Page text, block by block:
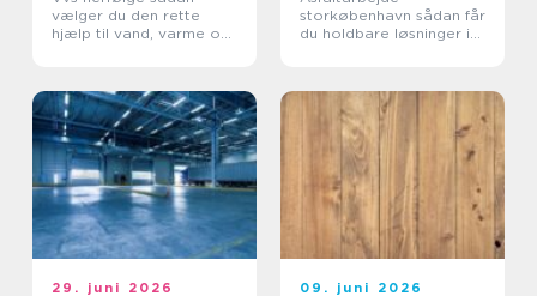
vælger du den rette
hjælp til vand, varme og
storkøbenhavn sådan får
du holdbare løsninger i
29. juni 2026 09. juni 2026